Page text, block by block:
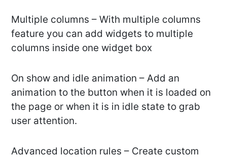
Multiple columns – With multiple columns
feature you can add widgets to multiple
columns inside one widget box
On show and idle animation – Add an
animation to the button when it is loaded on
the page or when it is in idle state to grab
user attention.
Advanced location rules – Create custom